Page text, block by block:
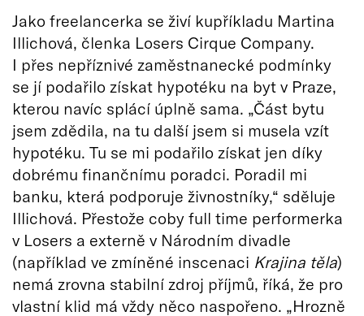
Jako freelancerka se živí kupříkladu Martina
Illichová, členka Losers Cirque Company.
I přes nepříznivé zaměstnanecké podmínky
se jí podařilo získat hypotéku na byt v Praze,
kterou navíc splácí úplně sama. „Část bytu
jsem zdědila, na tu další jsem si musela vzít
hypotéku. Tu se mi podařilo získat jen díky
dobrému finančnímu poradci. Poradil mi
banku, která podporuje živnostníky,“ sděluje
Illichová. Přestože coby full time performerka
v Losers a externě v Národním divadle
(například ve zmíněné inscenaci Krajina těla)
nemá zrovna stabilní zdroj příjmů, říká, že pro
vlastní klid má vždy něco naspořeno. „Hrozně